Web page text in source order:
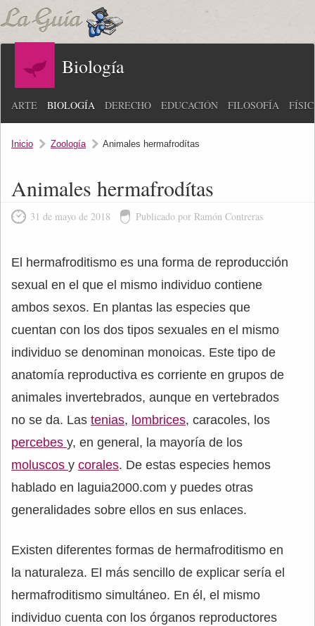
Biología
ARTE BIOLOGÍA DERECHO EDUCACIÓN FILOSOFÍA
Inicio Zoología Animales hermafrodítas
Animales hermafrodítas
31 de mayo de 2018 Publicado por Ramón Contreras
El hermafroditismo es una forma de reproducción
sexual en el que el mismo individuo contiene
ambos sexos. En plantas las especies que
cuentan con los dos tipos sexuales en el mismo
individuo se denominan monoicas. Este tipo de
anatomía reproductiva es corriente en grupos de
animales invertebrados, aunque en vertebrados
no se da. Las tenias, lombrices, caracoles, los
percebes y, en general, la mayoría de los
moluscos y corales. De estas especies hemos
hablado en laguia2000.com y puedes otras
generalidades sobre ellos en sus enlaces.
Existen diferentes formas de hermafroditismo en
la naturaleza. El más sencillo de explicar sería el
hermafroditismo simultáneo. En él, el mismo
individuo cuenta con los órganos reproductores